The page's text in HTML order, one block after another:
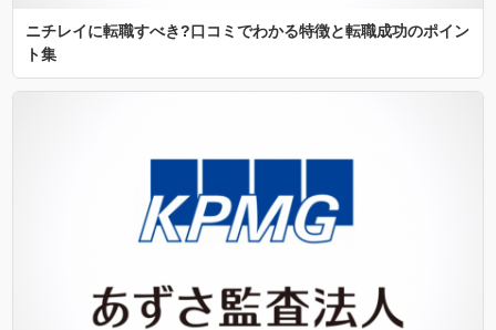
ニチレイに転職すべき?口コミでわかる特徴と転職成功のポイン
ト集